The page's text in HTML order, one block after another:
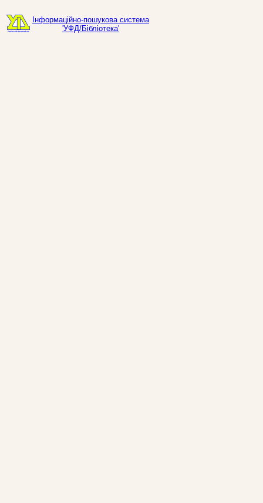
Інформаційно-пошукова система
'УФД/Бібліотека'